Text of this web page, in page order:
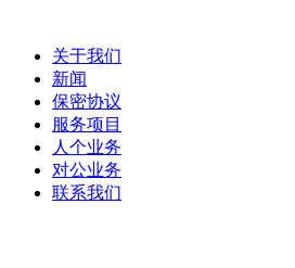
关于我们
新闻
保密协议
服务项目
人个业务
对公业务
联系我们